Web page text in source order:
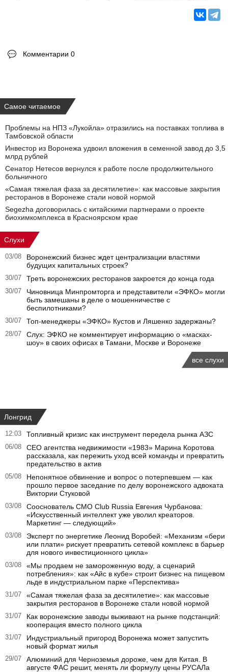
Комментарии 0
Самое читаемое
Проблемы на НПЗ «Лукойла» отразились на поставках топлива в
Тамбовской области
Инвестор из Воронежа удвоил вложения в семенной завод до 3,5
млрд рублей
Сенатор Нетесов вернулся к работе после продолжительного
больничного
«Самая тяжелая фаза за десятилетие»: как массовые закрытия
ресторанов в Воронеже стали новой нормой
Segezha договорилась с китайскими партнерами о проекте
биохимкомплекса в Красноярском крае
Слухи
03/08
Воронежский бизнес ждет централизации властями
будущих капитальных строек?
30/07 Треть воронежских ресторанов закроется до конца года
30/07
Чиновница Минпромторга и представители «ЭФКО» могли
быть замешаны в деле о мошенничестве с
беспилотниками?
30/07 Топ-менеджеры «ЭФКО» Кустов и Ляшенко задержаны?
28/07
Слух: ЭФКО не комментирует информацию о «масках-
шоу» в своих офисах в Тамани, Москве и Воронеже
все слухи
Лонгрид
12:03 Топливный кризис как инструмент передела рынка АЗС
06/08
CEO агентства недвижимости «1983» Марина Коротова
рассказала, как пережить уход всей команды и превратить
предательство в актив
05/08
Непонятное обвинение и вопрос о потерпевшем — как
прошло первое заседание по делу воронежского адвоката
Виктории Стуковой
03/08
Сооснователь CMO Club Russia Евгения Чурбанова:
«Искусственный интеллект уже уволил креаторов.
Маркетинг — следующий»
03/08
Эксперт по энергетике Леонид Воробей: «Механизм «бери
или плати» рискует превратить сетевой комплекс в барьер
для нового инвестиционного цикла»
03/08
«Мы продаем не замороженную воду, а сценарий
потребления»: как «Айс в кубе» строит бизнес на пищевом
льде в индустриальном парке «Перспектива»
31/07
«Самая тяжелая фаза за десятилетие»: как массовые
закрытия ресторанов в Воронеже стали новой нормой
31/07
Как воронежские заводы выживают на рынке подстанций:
кооперация вместо полного цикла
31/07
Индустриальный пригород Воронежа может запустить
новый формат жилья
29/07
Алюминий для Черноземья дороже, чем для Китая. В
августе ФАС решит, менять ли формулу цены РУСАЛа